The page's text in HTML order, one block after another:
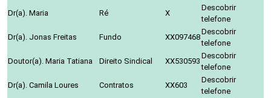
Dr(a). Maria
Ré X
Descobrir
telefone
Dr(a). Jonas Freitas
Fundo XX097468
Descobrir
telefone
Doutor(a). Maria Tatiana
Direito Sindical XX530593
Descobrir
telefone
Dr(a). Camila Loures
Contratos XX603
Descobrir
telefone